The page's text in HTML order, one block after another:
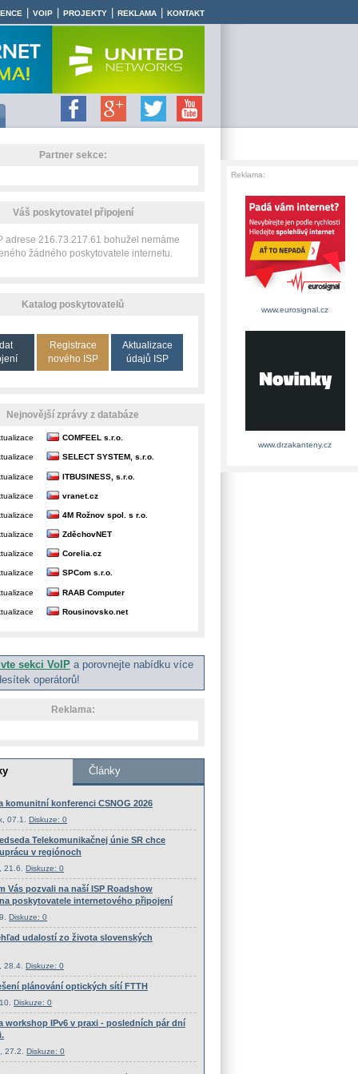
VOIP PROJEKTY REKLAMA KONTAKT
Partner sekce:
Váš poskytovatel připojení
adrese 216.73.217.61 bohužel nemáme
žádného poskytovatele internetu.
Katalog poskytovatelů
Registrace
nového ISP
Aktualizace
údajů ISP
Nejnovější zprávy z databáze
COMFEEL s.r.o.
SELECT SYSTEM, s.r.o.
ITBUSINESS, s.r.o.
vranet.cz
4M Rožnov spol. s r.o.
ZděchovNET
Corelia.cz
SPCom s.r.o.
RAAB Computer
Rousinovsko.net
sekci VoIP a porovnejte nabídku více
operátorů!
Reklama:
Reklama:
www.eurosignal.cz
www.drzakanteny.cz